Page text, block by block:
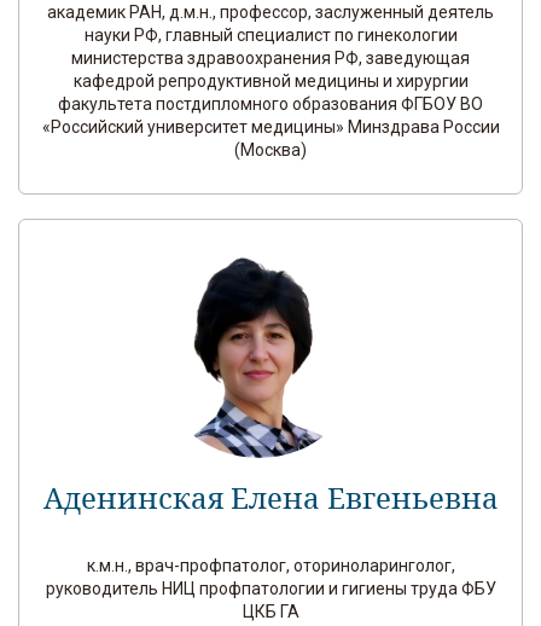
академик РАН, д.м.н., профессор, заслуженный деятель
науки РФ, главный специалист по гинекологии
министерства здравоохранения РФ, заведующая
кафедрой репродуктивной медицины и хирургии
факультета постдипломного образования ФГБОУ ВО
«Российский университет медицины» Минздрава России
(Москва)
Аденинская Елена Евгеньевна
к.м.н., врач-профпатолог, оториноларинголог,
руководитель НИЦ профпатологии и гигиены труда ФБУ
ЦКБ ГА